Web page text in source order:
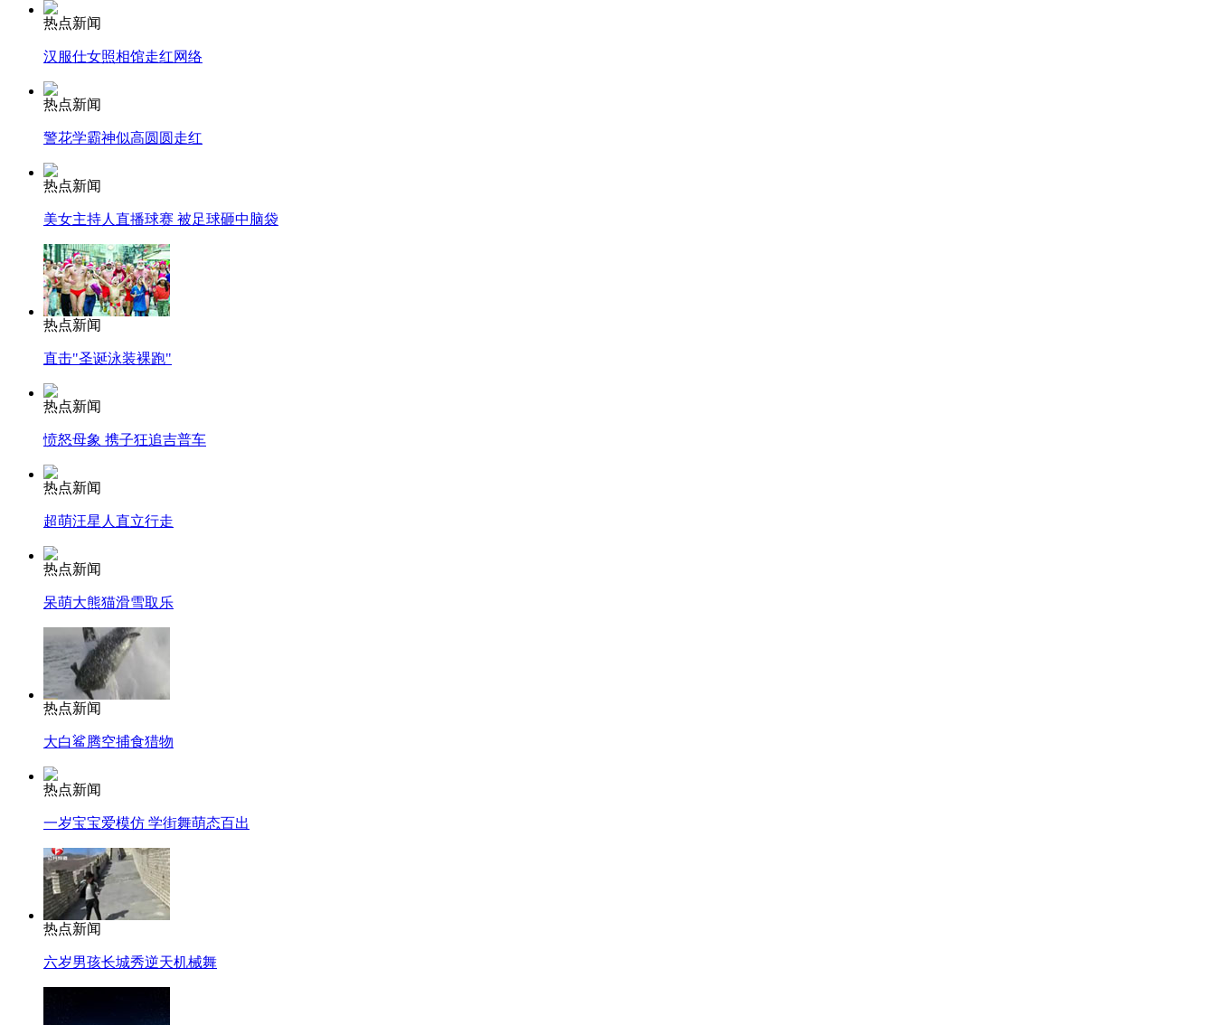
消防员救轻生者
司机酒驾遇交警 急速倒车逃窜
热点新闻
汉服仕女照相馆走红网络
热点新闻
警花学霸神似高圆圆走红
热点新闻
美女主持人直播球赛 被足球砸中脑袋
热点新闻
直击"圣诞泳装裸跑"
热点新闻
愤怒母象 携子狂追吉普车
热点新闻
超萌汪星人直立行走
热点新闻
呆萌大熊猫滑雪取乐
热点新闻
大白鲨腾空捕食猎物
热点新闻
一岁宝宝爱模仿 学街舞萌态百出
热点新闻
六岁男孩长城秀逆天机械舞